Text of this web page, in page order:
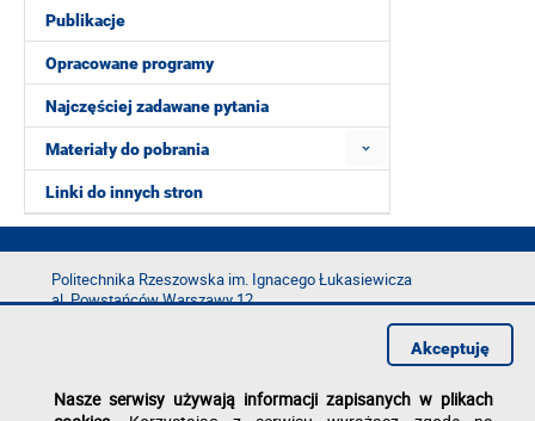
Publikacje
Opracowane programy
Najczęściej zadawane pytania
Materiały do pobrania
Linki do innych stron
Politechnika Rzeszowska im. Ignacego Łukasiewicza
al. Powstańców Warszawy 12
e-mail:kancelaria@prz.edu.pl
Nasze serwisy używają informacji zapisanych w plikach
Akceptuję